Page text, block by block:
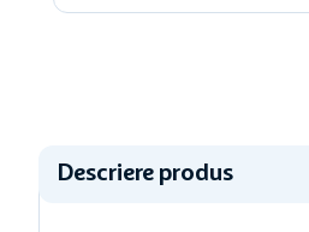
Descriere produs